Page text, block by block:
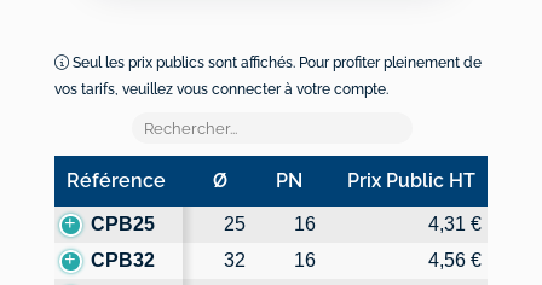
Seul les prix publics sont affichés. Pour profiter pleinement de
vos tarifs, veuillez vous connecter à votre compte.
Référence Ø PN Prix Public HT
Référence Ø PN Prix Public HT
CPB25 25 16
4,31 €
CPB32
32 16
4,56 €